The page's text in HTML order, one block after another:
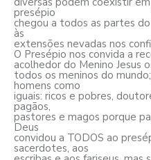
presépio
chegou a todos as partes
às
extensões nevadas nos
O Presépio nos convida a
acolhedor do Menino Jesus
todos os meninos do
homens como
iguais: ricos e pobres,
pagãos,
pastores e magos porque
Deus
convidou a TODOS ao
sacerdotes, aos